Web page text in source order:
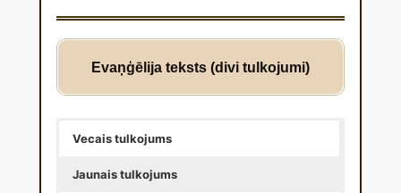
Evaņģēlija teksts (divi tulkojumi)
Vecais tulkojums
Jaunais tulkojums